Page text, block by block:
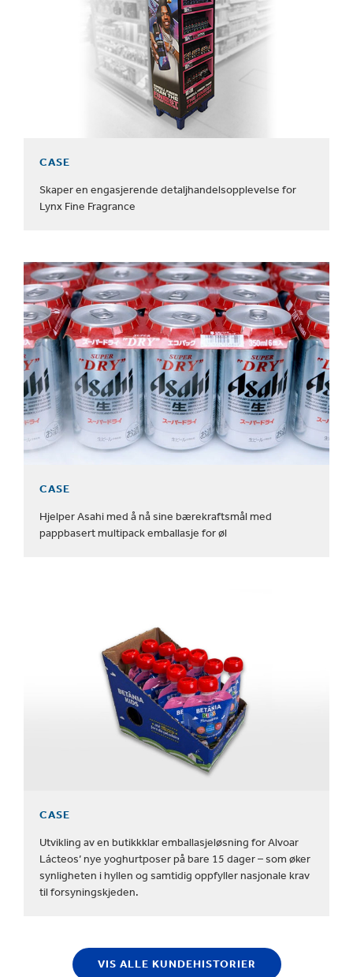
CASE
Skaper en engasjerende detaljhandelsopplevelse for
Lynx Fine Fragrance
CASE
Hjelper Asahi med å nå sine bærekraftsmål med
pappbasert multipack emballasje for øl
CASE
Utvikling av en butikkklar emballasjeløsning for Alvoar
Lácteos’ nye yoghurtposer på bare 15 dager – som øker
synligheten i hyllen og samtidig oppfyller nasjonale krav
til forsyningskjeden.
VIS ALLE KUNDEHISTORIER